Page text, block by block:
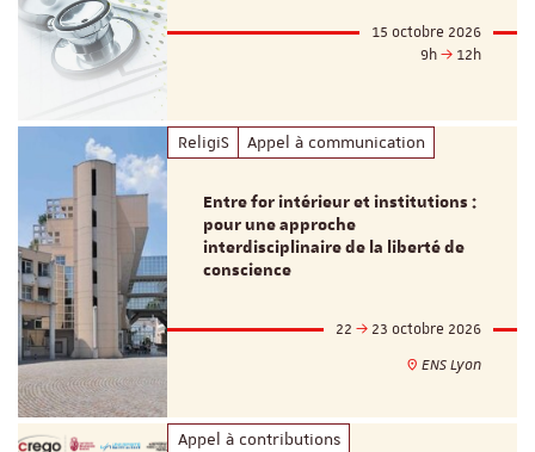
15 octobre 2026
9h
12h
ReligiS Appel à communication
Entre for intérieur et institutions :
pour une approche
interdisciplinaire de la liberté de
conscience
22
23 octobre 2026
ENS Lyon
Appel à contributions